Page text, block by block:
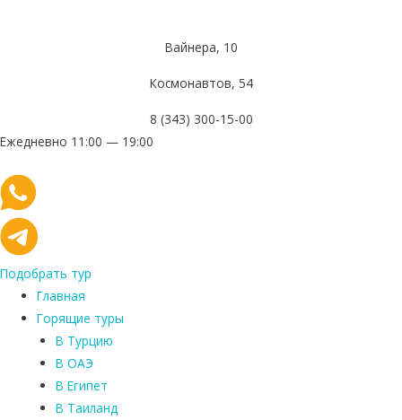
Вайнера, 10
Космонавтов, 54
8 (343) 300-15-00
Ежедневно 11:00 — 19:00
Подобрать тур
Главная
Горящие туры
В Турцию
В ОАЭ
В Египет
В Таиланд